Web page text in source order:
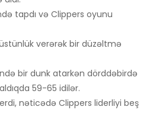
tapdı və Clippers oyunu
verərək bir düzəltmə
bir dunk atarkən dörddəbirdə
59-65 idilər.
nəticədə Clippers liderliyi beş